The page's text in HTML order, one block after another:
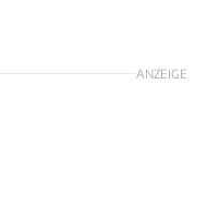
ANZEIGE